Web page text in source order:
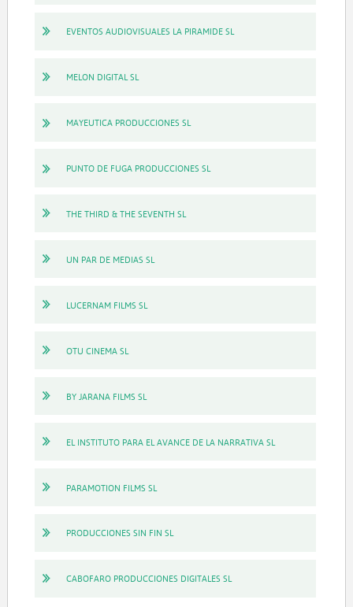
EVENTOS AUDIOVISUALES LA PIRAMIDE SL
MELON DIGITAL SL
MAYEUTICA PRODUCCIONES SL
PUNTO DE FUGA PRODUCCIONES SL
THE THIRD & THE SEVENTH SL
UN PAR DE MEDIAS SL
LUCERNAM FILMS SL
OTU CINEMA SL
BY JARANA FILMS SL
EL INSTITUTO PARA EL AVANCE DE LA NARRATIVA SL
PARAMOTION FILMS SL
PRODUCCIONES SIN FIN SL
CABOFARO PRODUCCIONES DIGITALES SL